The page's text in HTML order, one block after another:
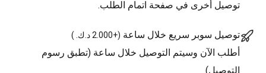
توصيل أخرى في صفحة اتمام الطلب.
توصيل سوبر سريع خلال ساعة (+2.000 د.ك. )
أطلب الآن وسيتم التوصيل خلال ساعة (تطبق رسوم
التوصيل)